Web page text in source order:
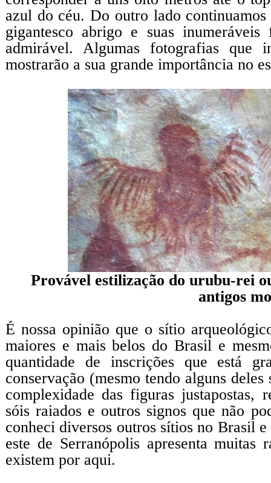
azul do céu. Do outro lado
gigantesco abrigo e suas
admirável. Algumas fotografias que
mostrarão a sua grande importância no
Provável estilização do urubu-rei
antigos
É nossa opinião que o sítio
maiores e mais belos do Brasil e
quantidade de inscrições que está
conservação (mesmo tendo alguns
complexidade das figuras justapostas,
sóis raiados e outros signos que não
conheci diversos outros sítios no Brasil
este de Serranópolis apresenta
existem por aqui.